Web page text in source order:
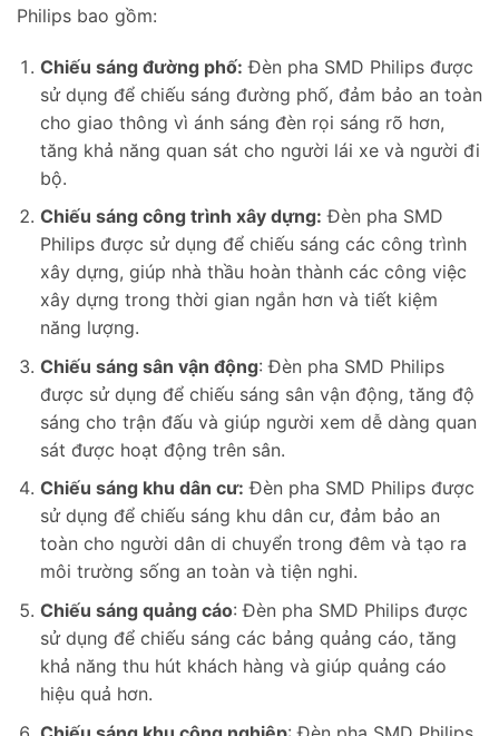
Philips bao gồm:
Chiếu sáng đường phố: Đèn pha SMD Philips được
sử dụng để chiếu sáng đường phố, đảm bảo an toàn
cho giao thông vì ánh sáng đèn rọi sáng rõ hơn,
tăng khả năng quan sát cho người lái xe và người đi
bộ.
Chiếu sáng công trình xây dựng: Đèn pha SMD
Philips được sử dụng để chiếu sáng các công trình
xây dựng, giúp nhà thầu hoàn thành các công việc
xây dựng trong thời gian ngắn hơn và tiết kiệm
năng lượng.
Chiếu sáng sân vận động: Đèn pha SMD Philips
được sử dụng để chiếu sáng sân vận động, tăng độ
sáng cho trận đấu và giúp người xem dễ dàng quan
sát được hoạt động trên sân.
Chiếu sáng khu dân cư: Đèn pha SMD Philips được
sử dụng để chiếu sáng khu dân cư, đảm bảo an
toàn cho người dân di chuyển trong đêm và tạo ra
môi trường sống an toàn và tiện nghi.
Chiếu sáng quảng cáo: Đèn pha SMD Philips được
sử dụng để chiếu sáng các bảng quảng cáo, tăng
khả năng thu hút khách hàng và giúp quảng cáo
hiệu quả hơn.